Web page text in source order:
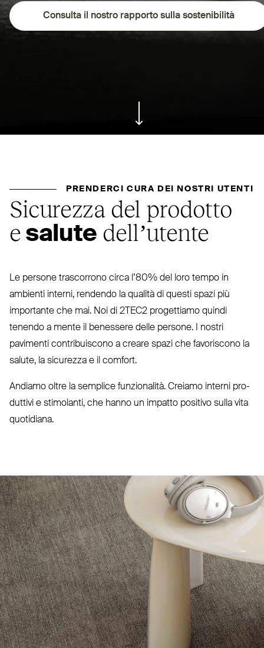
Consulta il nostro rapporto sulla sostenibilità
ui.scroll-down
PRENDERCI CURA DEI NOSTRI UTENTI
Sicurezza del prodotto
e salute dell’utente
Le persone tra­scorrono circa l’80% del loro tempo in
ambienti interni, rendendo la qualità di questi spazi più
importante che mai. Noi di 2TEC2 pro­gettiamo quindi
tenendo a mente il benessere delle persone. I nostri
pavimenti con­tri­buiscono a creare spazi che favo­riscono la
salute, la sicurezza e il comfort.
Andiamo oltre la semplice fun­zionalità. Creiamo interni pro­
duttivi e sti­molanti, che hanno un impatto positivo sulla vita
quotidiana.